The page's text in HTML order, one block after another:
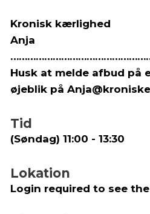
Kronisk kærlighed
Anja
Husk at melde afbud på
øjeblik på
Tid
(Søndag) 11:00 - 13:30
Lokation
Login required to see